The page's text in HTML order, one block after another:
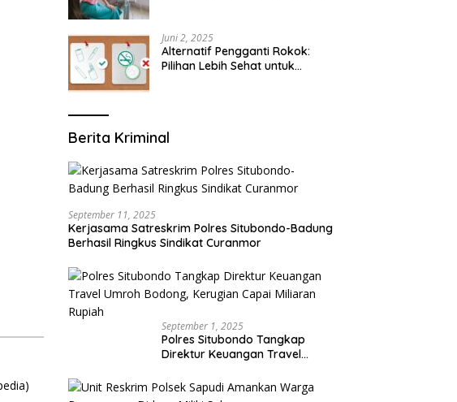
Juni 2, 2025
Alternatif Pengganti Rokok:
Pilihan Lebih Sehat untuk
Berita Kriminal
September 11, 2025
Kerjasama Satreskrim Polres Situbondo-Badung
Berhasil Ringkus Sindikat Curanmor
September 1, 2025
Polres Situbondo Tangkap
Direktur Keuangan Travel
Capai Miliaran Rupiah